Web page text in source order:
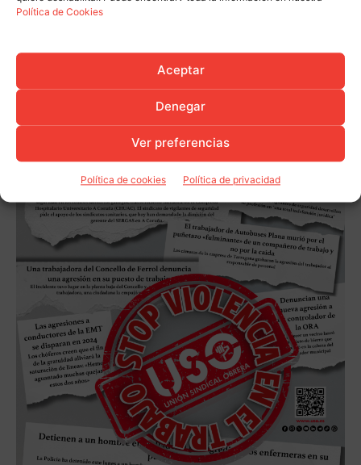
Política de Cookies
Aceptar
Denegar
Ver preferencias
Política de cookies Política de privacidad